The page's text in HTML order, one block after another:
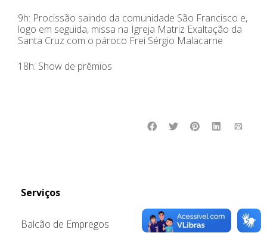
9h: Procissão saindo da comunidade São Francisco e,
logo em seguida, missa na Igreja Matriz Exaltação da
Santa Cruz com o pároco Frei Sérgio Malacarne
18h: Show de prêmios
Serviços
Balcão de Empregos